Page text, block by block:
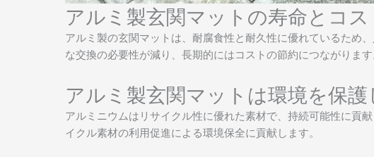
アルミ製玄関マットの寿命とコス
アルミ製の玄関マットは、耐腐食性と耐久性に優れているため
な交換の必要性が減り、長期的にはコストの節約につながります
アルミ製玄関マットは環境を保護
アルミニウムはリサイクル性に優れた素材で、持続可能性に貢
イクル素材の利用促進による環境保全に貢献します。